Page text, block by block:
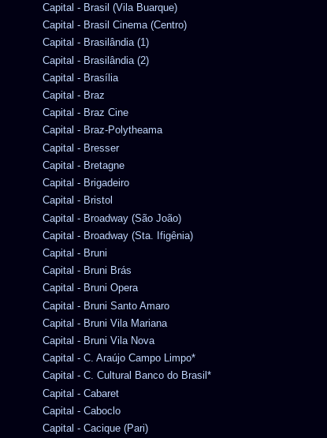
Capital - Brasil (Vila Buarque)
Capital - Brasil Cinema (Centro)
Capital - Brasilândia (1)
Capital - Brasilândia (2)
Capital - Brasília
Capital - Braz
Capital - Braz Cine
Capital - Braz-Polytheama
Capital - Bresser
Capital - Bretagne
Capital - Brigadeiro
Capital - Bristol
Capital - Broadway (São João)
Capital - Broadway (Sta. Ifigênia)
Capital - Bruni
Capital - Bruni Brás
Capital - Bruni Opera
Capital - Bruni Santo Amaro
Capital - Bruni Vila Mariana
Capital - Bruni Vila Nova
Capital - C. Araújo Campo Limpo*
Capital - C. Cultural Banco do Brasil*
Capital - Cabaret
Capital - Caboclo
Capital - Cacique (Pari)